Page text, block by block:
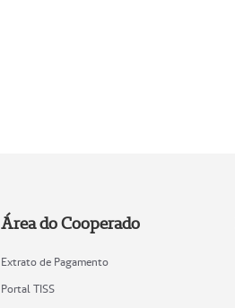
Área do Cooperado
Extrato de Pagamento
Portal TISS